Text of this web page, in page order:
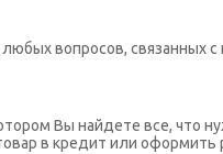
вопросов, связанных
Вы найдете все, что
в кредит или оформить